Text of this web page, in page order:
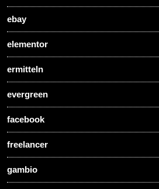
ebay
elementor
ermitteln
evergreen
facebook
freelancer
gambio